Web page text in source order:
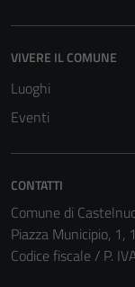
VIVERE IL COMUNE
Luoghi
Eventi
CONTATTI
Comune di
Piazza Municipio,
Codice fiscale / P.